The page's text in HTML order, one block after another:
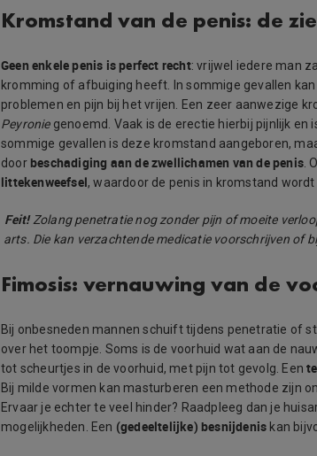
Kromstand van de penis: de
Geen enkele penis is perfect recht: vrijwel iedere man
kromming of afbuiging heeft. In sommige gevallen
problemen en pijn bij het vrijen. Een zeer aanwezige
Peyroniegenoemd. Vaak is de erectie hierbij pijnlijk en
sommige gevallen is deze kromstand aangeboren,
doorbeschadiging aan de zwellichamen van de penis .
littekenweefsel, waardoor de penis in kromstand wordt
Feit!Zolang penetratie nog zonder pijn of moeite
arts. Die kan verzachtende medicatie voorschrijven of
Fimosis: vernauwing van de
Bij onbesneden mannen schuift tijdens penetratie of
over het toompje. Soms is de voorhuid wat aan de
tot scheurtjes in de voorhuid, met pijn tot gevolg. Een
Bij milde vormen kan masturberen een methode zijn
Ervaar je echter te veel hinder? Raadpleeg dan je
mogelijkheden. Een (gedeeltelijke) besnijdenis kan